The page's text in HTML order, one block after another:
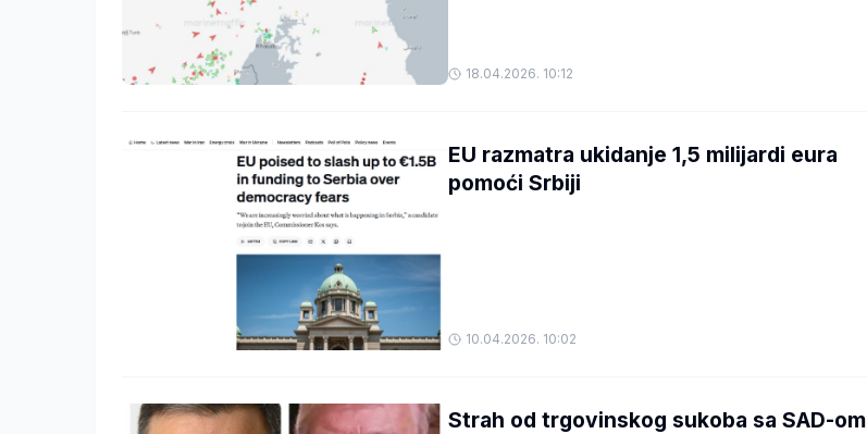
18.04.2026. 10:12
EU razmatra ukidanje 1,5 milijardi eura
pomoći Srbiji
10.04.2026. 10:02
Strah od trgovinskog sukoba sa SAD-om